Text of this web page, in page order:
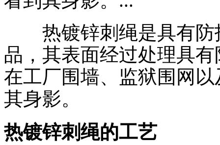
热镀锌刺绳是具有防
品，其表面经过处理具
在工厂围墙、监狱围网
其身影。
热镀锌刺绳的工艺